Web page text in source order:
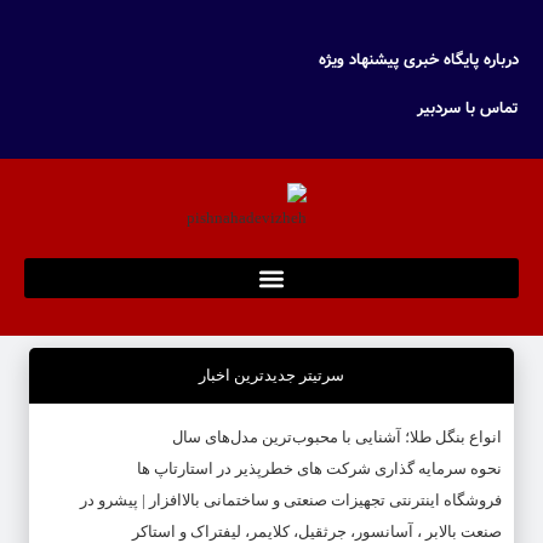
درباره پایگاه خبری پیشنهاد ویژه
تماس با سردبیر
سرتیتر جدیدترین اخبار
انواع بنگل طلا؛ آشنایی با محبوب‌ترین مدل‌های سال
نحوه سرمایه‌ گذاری شرکت‌ های خطرپذیر در استارتاپ ها
فروشگاه اینترنتی تجهیزات صنعتی و ساختمانی بالاافزار | پیشرو در
صنعت بالابر ، آسانسور، جرثقیل، کلایمر، لیفتراک و استاکر